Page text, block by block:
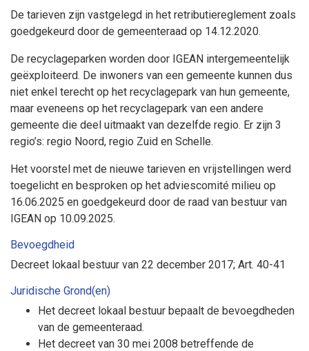
De tarieven zijn vastgelegd in het retributiereglement zoals
goedgekeurd door de gemeenteraad op 14.12.2020.
De recyclageparken worden door IGEAN intergemeentelijk
geëxploiteerd. De inwoners van een gemeente kunnen dus
niet enkel terecht op het recyclagepark van hun gemeente,
maar eveneens op het recyclagepark van een andere
gemeente die deel uitmaakt van dezelfde regio. Er zijn 3
regio’s: regio Noord, regio Zuid en Schelle.
Het voorstel met de nieuwe tarieven en vrijstellingen werd
toegelicht en besproken op het adviescomité milieu op
16.06.2025 en goedgekeurd door de raad van bestuur van
IGEAN op 10.09.2025.
Bevoegdheid
Decreet lokaal bestuur van 22 december 2017; Art. 40-41
Juridische Grond(en)
Het decreet lokaal bestuur bepaalt de bevoegdheden
van de gemeenteraad.
Het decreet van 30 mei 2008 betreffende de